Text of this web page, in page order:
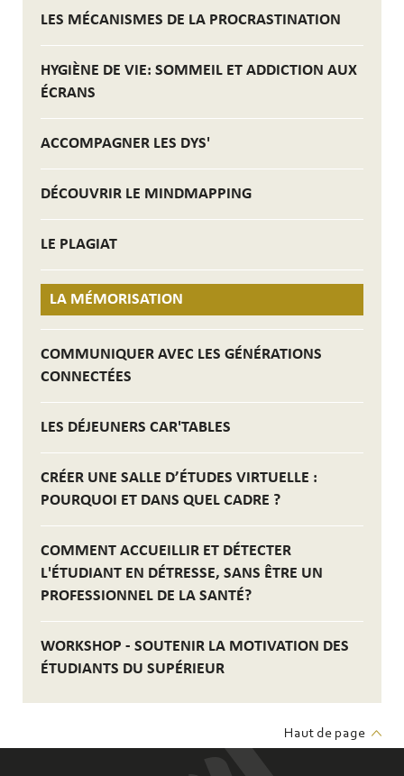
LES MÉCANISMES DE LA PROCRASTINATION
HYGIÈNE DE VIE: SOMMEIL ET ADDICTION AUX
ÉCRANS
ACCOMPAGNER LES DYS'
DÉCOUVRIR LE MINDMAPPING
LE PLAGIAT
LA MÉMORISATION
COMMUNIQUER AVEC LES GÉNÉRATIONS
CONNECTÉES
LES DÉJEUNERS CAR'TABLES
CRÉER UNE SALLE D’ÉTUDES VIRTUELLE :
POURQUOI ET DANS QUEL CADRE ?
COMMENT ACCUEILLIR ET DÉTECTER
L'ÉTUDIANT EN DÉTRESSE, SANS ÊTRE UN
PROFESSIONNEL DE LA SANTÉ?
WORKSHOP - SOUTENIR LA MOTIVATION DES
ÉTUDIANTS DU SUPÉRIEUR
Haut de page